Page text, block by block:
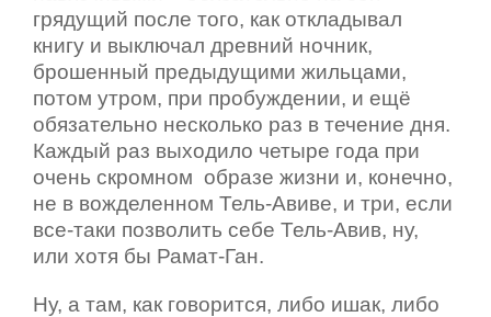
грядущий после того, как откладывал
книгу и выключал древний ночник,
брошенный предыдущими жильцами,
потом утром, при пробуждении, и ещё
обязательно несколько раз в течение дня.
Каждый раз выходило четыре года при
очень скромном образе жизни и, конечно,
не в вожделенном Тель-Авиве, и три, если
все-таки позволить себе Тель-Авив, ну,
или хотя бы Рамат-Ган.
Ну, а там, как говорится, либо ишак, либо